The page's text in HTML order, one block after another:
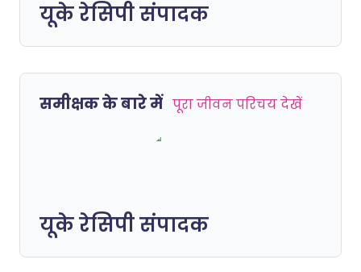
यूके रेसिपी संपादक
समीक्षक के बारे में पूरा जीवन परिचय देखें
यूके रेसिपी संपादक